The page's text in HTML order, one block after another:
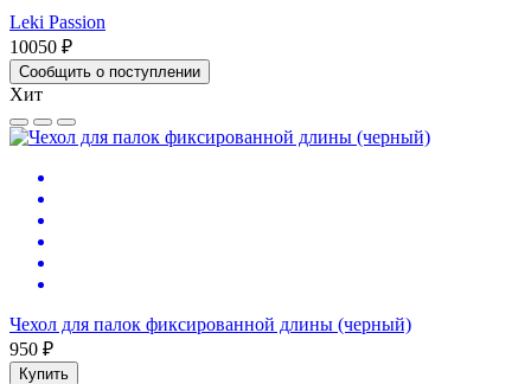
Leki Passion
10050 ₽
Сообщить о поступлении
Хит
Чехол для палок фиксированной длины (черный)
950 ₽
Купить